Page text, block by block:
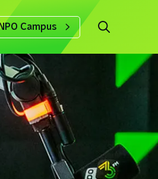
NPO Campus